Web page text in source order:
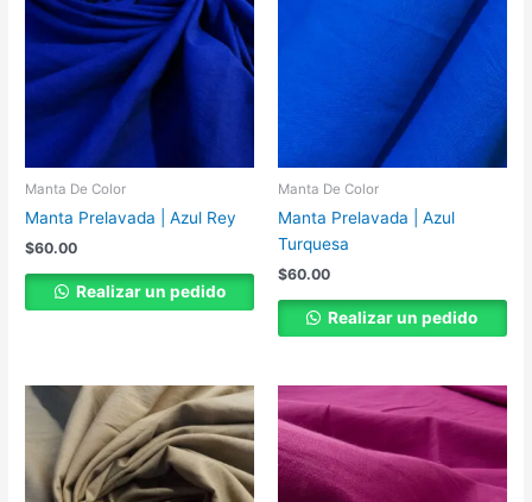
Manta De Color
Manta Prelavada | Azul Rey
$60.00
Realizar un pedido
Manta De Color
Manta Prelavada | Azul
Turquesa
$60.00
Realizar un pedido